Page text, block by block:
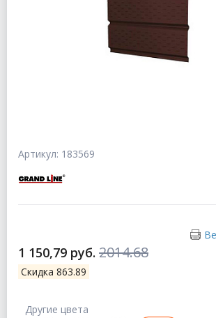
Артикул: 183569
1 150,79 руб. 2014.68
Скидка 863.89
Другие цвета